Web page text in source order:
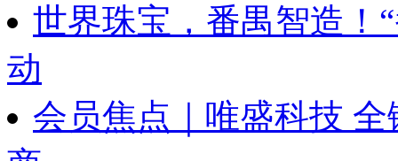
世界珠宝，番禺智造！
动
会员焦点｜唯盛科技